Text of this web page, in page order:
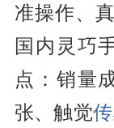
准操作、
国内灵巧
点：销量
张、触觉